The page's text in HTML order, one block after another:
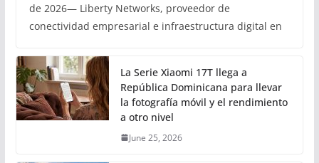
de 2026— Liberty Networks, proveedor de
conectividad empresarial e infraestructura digital en
La Serie Xiaomi 17T llega a
República Dominicana para llevar
la fotografía móvil y el rendimiento
a otro nivel
June 25, 2026